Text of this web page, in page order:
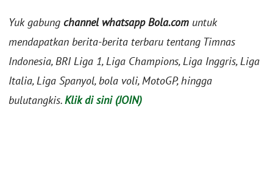
Yuk gabung channel whatsapp Bola.com untuk
mendapatkan berita-berita terbaru tentang Timnas
Indonesia, BRI Liga 1, Liga Champions, Liga Inggris, Liga
Italia, Liga Spanyol, bola voli, MotoGP, hingga
bulutangkis.Klik di sini (JOIN)